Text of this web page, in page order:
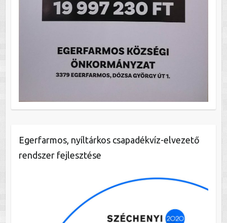
Egerfarmos, nyíltárkos csapadékvíz-elvezető
rendszer fejlesztése